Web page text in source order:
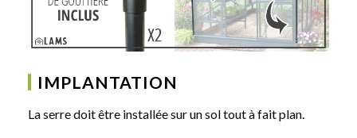
IMPLANTATION
La serre doit être installée sur un sol tout à fait plan.